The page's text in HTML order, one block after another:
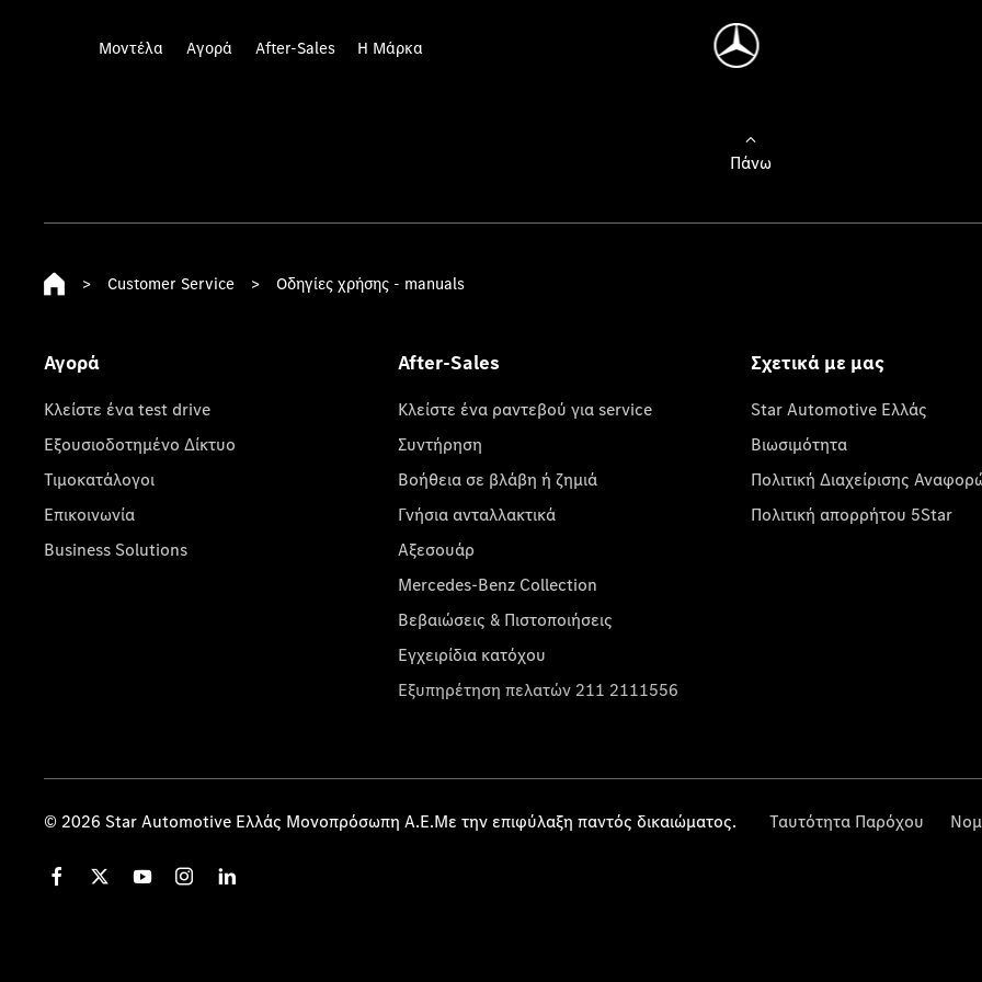
Μοντέλα Αγορά After-Sales Η Μάρκα
Πάνω
> Customer Service > Οδηγίες χρήσης - manuals
Αγορά
Κλείστε ένα test drive
Εξουσιοδοτημένο Δίκτυο
Τιμοκατάλογοι
Επικοινωνία
Business Solutions
After-Sales
Κλείστε ένα ραντεβού για service
Συντήρηση
Βοήθεια σε βλάβη ή ζημιά
Γνήσια ανταλλακτικά
Αξεσουάρ
Mercedes-Benz Collection
Βεβαιώσεις & Πιστοποιήσεις
Εγχειρίδια κατόχου
Εξυπηρέτηση πελατών 211 2111556
Σχετικά με μας
Star Automotive Ελλάς
Βιωσιμότητα
Πολιτική Διαχείρισης
Πολιτική απορρήτου 5Star
© 2026 Star Automotive Ελλάς Μονοπρόσωπη Α.Ε.Με την επιφύλαξη παντός δικαιώματος. Ταυτότητα Παρόχου